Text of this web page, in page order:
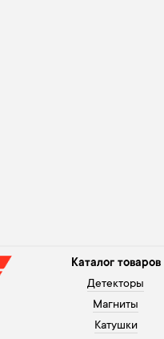
Каталог товаров
Детекторы
Магниты
Катушки